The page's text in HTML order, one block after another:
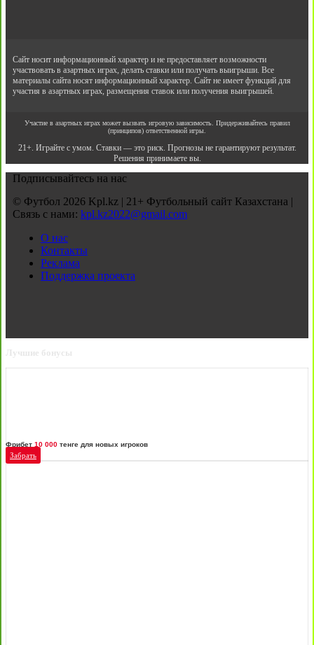
Сайт носит информационный характер и не предоставляет возможности
участвовать в азартных играх, делать ставки или получать выигрыши. Все
материалы сайта носят информационный характер. Сайт не имеет функций для
участия в азартных играх, размещения ставок или получения выигрышей.
Участие в азартных играх может вызвать игровую зависимость. Придерживайтесь правил
(принципов) ответственной игры.
21+. Играйте с умом. Ставки — это риск. Прогнозы не гарантируют результат.
Решения принимаете вы.
Подписывайтесь на нас
© Футбол 2026 Kpl.kz | 21+ Футбольный сайт Казахстана |
Связь с нами: kpl.kz2022@gmail.com
О нас
Контакты
Реклама
Поддержка проекта
Лучшие бонусы
Фрибет 10 000 тенге для новых игроков
Забрать